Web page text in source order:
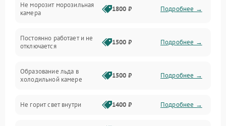
Дренаж
Не морозит морозильная
камера
1800 ₽ Подробнее →
Постоянно работает и не
отключается
1500 ₽ Подробнее →
Образование льда в
холодильной камере
1500 ₽ Подробнее →
Не горит свет внутри 1400 ₽ Подробнее →